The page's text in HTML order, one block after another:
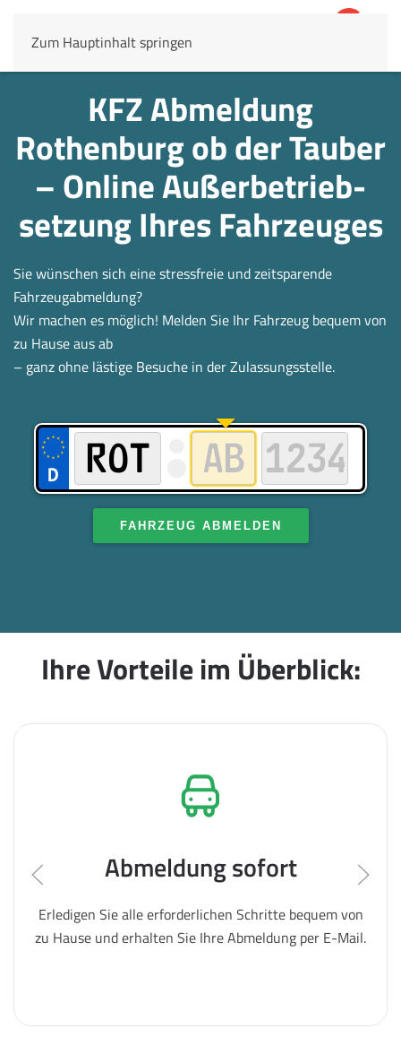
Zum Hauptinhalt springen
KFZ Abmeldung
Rothenburg ob der Tauber
– Online Außerbetrieb­
setzung Ihres Fahrzeuges
Sie wünschen sich eine stressfreie und zeitsparende
Fahrzeugabmeldung?
Wir machen es möglich! Melden Sie Ihr Fahrzeug bequem von
zu Hause aus ab
– ganz ohne lästige Besuche in der Zulassungsstelle.
FAHRZEUG ABMELDEN
Ihre Vorteile im Überblick:
Abmeldung sofort
Erledigen Sie alle erforderlichen Schritte bequem von
zu Hause und erhalten Sie Ihre Abmeldung per E-Mail.